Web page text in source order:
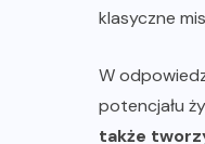
klasyczne
W
potencjału
także